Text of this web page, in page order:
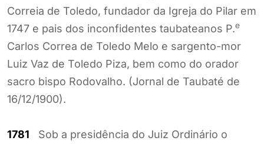
Correia de Toledo, fundador da Igreja do Pilar em
1747 e pais dos inconfidentes taubateanos P.e
Carlos Correa de Toledo Melo e sargento-mor
Luiz Vaz de Toledo Piza, bem como do orador
sacro bispo Rodovalho. (Jornal de Taubaté de
16/12/1900).
1781 Sob a presidência do Juiz Ordinário o